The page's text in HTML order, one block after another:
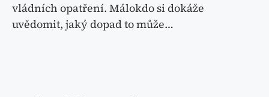
vládních opatření. Málokdo si dokáže
uvědomit, jaký dopad to může…